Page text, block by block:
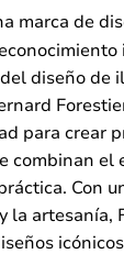
marca de
diseño de
para crear
combinan el
Con
la artesanía,